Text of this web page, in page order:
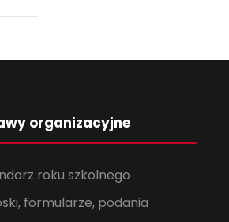
organizacyjne
roku szkolnego
formularze, podania